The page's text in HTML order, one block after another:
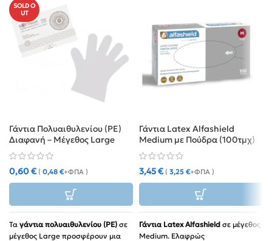
SOLD O
UT
Γάντια Πολυαιθυλενίου (PE)
Διαφανή – Μέγεθος Large
(100 Τεμάχια)
0,60€ ( 0,48 €+ΦΠΑ )
Τα γάντια πολυαιθυλενίου (PE) σε
μέγεθος Large προσφέρουν μια
Γάντια Latex Alfashield
Medium με Πούδρα (100τμχ)
3,45€ ( 3,25 €+ΦΠΑ )
Γάντια Latex Alfashield σε μέγεθος
Medium. Ελαφρώς